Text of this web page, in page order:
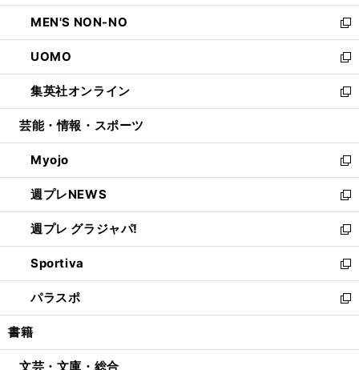
開
く
ウ
で
開
く
ン
ド
ウ
で
開
く
ウ
ィ
ン
ド
ウ
で
開
し
い
ウ
ィ
ン
ド
ウ
開
く
MEN'S NON-NO
新
し
い
ウ
ィ
ン
ウ
で
開
く
UOMO
新
し
い
ウ
ン
ド
ウ
で
開
く
集英社オンライン
新
し
ウ
ィ
ン
ド
ウ
で
開
く
芸能・情報・スポーツ
Myojo
新
し
い
ウ
ィ
ン
ド
ウ
で
開
週プレNEWS
新
し
い
ウ
ィ
ン
ド
ウ
開
週プレ グラジャパ!
新
し
い
ウ
ィ
ン
ウ
Sportiva
新
し
い
ウ
ン
パラスポ
新
し
ウ
書籍
文芸・文庫・総合